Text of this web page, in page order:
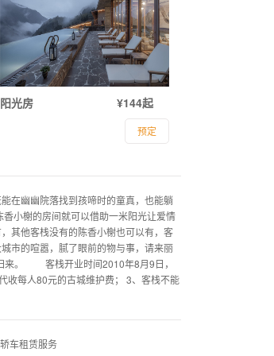
阳光房 ¥144起
预定
在幽幽院落找到孩啼时的童真，也能躺
小榭的房间就可以借助一米阳光让爱情
其他客栈没有的陈香小榭也可以有，客
市的喧嚣，腻了眼前的物与事，请来丽
来。 客栈开业时间2010年8月9日，
收每人80元的古城维护费； 3、客栈不能
车租赁服务